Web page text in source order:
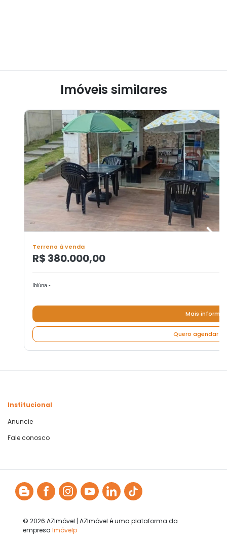
Imóveis similares
Terreno à venda
R$ 380.000,00
Ibiúna -
Mais
Quero agendar
Institucional
Anuncie
Fale conosco
© 2026 AZImóvel | AZImóvel é uma plataforma da
empresa Imóvelp